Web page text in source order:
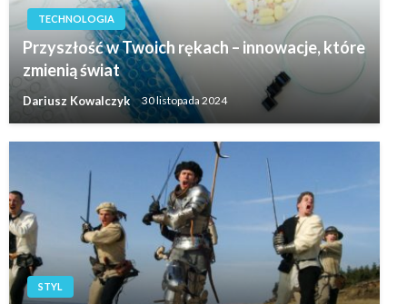
TECHNOLOGIA
Przyszłość w Twoich rękach – innowacje, które
zmienią świat
Dariusz Kowalczyk 30 listopada 2024
STYL